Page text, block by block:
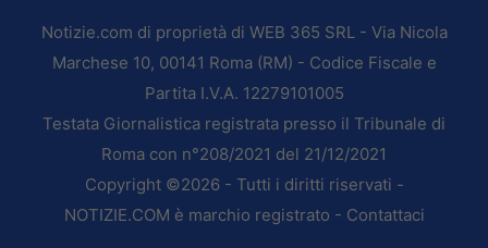
Notizie.com di proprietà di WEB 365 SRL - Via Nicola
Marchese 10, 00141 Roma (RM) - Codice Fiscale e
Partita I.V.A. 12279101005
Testata Giornalistica registrata presso il Tribunale di
Roma con n°208/2021 del 21/12/2021
Copyright ©2026 - Tutti i diritti riservati -
NOTIZIE.COM è marchio registrato - Contattaci